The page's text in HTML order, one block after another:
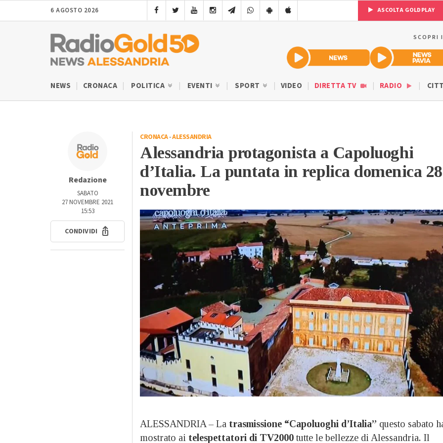
6 AGOSTO 2026 ASCOLTA GOLDPLAY
SCOPRI
NEWS CRONACA POLITICA EVENTI SPORT VIDEO DIRETTA TV RADIO
Redazione
SABATO
27 NOVEMBRE 2021
15:53
CONDIVIDI
CRONACA-ALESSANDRIA
Alessandria protagonista a Capoluoghi
d’Italia. La puntata in replica domenica 28
novembre
ALESSANDRIA – La trasmissione “Capoluoghi d’Italia” questo sabato
mostrato ai telespettatori di TV2000 tutte le bellezze di Alessandria. Il